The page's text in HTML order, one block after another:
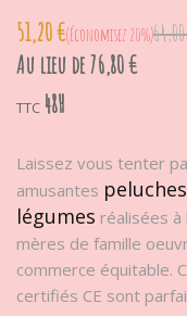
51,20 € Économisez 20%
Au lieu de 76,80 €
TTC 48H
Laissez vous tenter
amusantes
légumes réalisées
mères de famille
commerce équitable.
certifiés CE sont